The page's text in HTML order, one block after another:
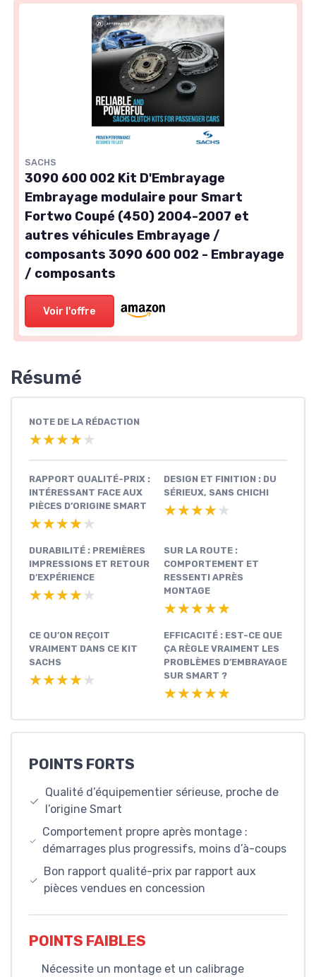
SACHS
3090 600 002 Kit D'Embrayage
Embrayage modulaire pour Smart
Fortwo Coupé (450) 2004-2007 et
autres véhicules Embrayage /
composants 3090 600 002 - Embrayage
/ composants
Voir l'offre
Résumé
NOTE DE LA RÉDACTION
★★★★★
★★★★★
RAPPORT QUALITÉ-PRIX :
INTÉRESSANT FACE AUX
PIÈCES D’ORIGINE SMART
★★★★★
★★★★★
DESIGN ET FINITION : DU
SÉRIEUX, SANS CHICHI
★★★★★
★★★★★
DURABILITÉ : PREMIÈRES
IMPRESSIONS ET RETOUR
D’EXPÉRIENCE
★★★★★
★★★★★
SUR LA ROUTE :
COMPORTEMENT ET
RESSENTI APRÈS
MONTAGE
★★★★★
★★★★★
CE QU’ON REÇOIT
VRAIMENT DANS CE KIT
SACHS
★★★★★
★★★★★
EFFICACITÉ : EST-CE QUE
ÇA RÈGLE VRAIMENT LES
PROBLÈMES D’EMBRAYAGE
SUR SMART ?
★★★★★
★★★★★
POINTS FORTS
Qualité d’équipementier sérieuse, proche de
l’origine Smart
Comportement propre après montage :
démarrages plus progressifs, moins d’à-coups
Bon rapport qualité-prix par rapport aux
pièces vendues en concession
POINTS FAIBLES
Nécessite un montage et un calibrage